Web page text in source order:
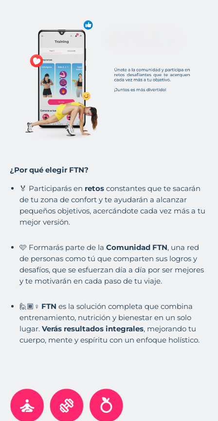
¿Por qué elegir FTN?
🏅 Participarás en retos constantes que te sacarán
de tu zona de confort y te ayudarán a alcanzar
pequeños objetivos, acercándote cada vez más a tu
mejor versión.
🩷 Formarás parte de la Comunidad FTN, una red
de personas como tú que comparten sus logros y
desafíos, que se esfuerzan día a día por ser mejores
y te motivarán en cada paso de tu viaje.
🙋🏾♀️ FTN es la solución completa que combina
entrenamiento, nutrición y bienestar en un solo
lugar. Verás resultados integrales, mejorando tu
cuerpo, mente y espíritu con un enfoque holístico.